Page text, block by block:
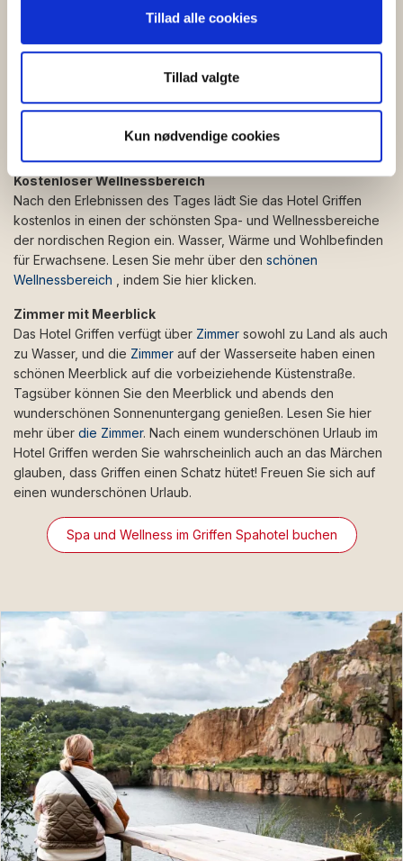
Vi bruger cookies til at tilpasse vores indhold og
at analysere vores trafik. Vi deler også oplysninger om
din brug af vores hjemmeside med vores partnere inden
analysepartnere. Vores partnere kan kombinere disse
data med andre oplysninger, du har givet dem, eller som
de har indsamlet fra din brug af deres tjenester.
Tillad alle cookies
Tillad valgte
Kun nødvendige cookies
Bornholmer "Schatzkammer" an kulinarischen Köstlichkeiten.
Nehmen Sie Platz in den weichen Stühlen. Die Aussicht vom
Bornholms gekürt. Genießen Sie das Panorama und lassen Sie
Ihren Gaumen verwöhnen. Am Horizont geht die Sonne
violette Strahlen über dem Meer.
Kostenloser Wellnessbereich
Nach den Erlebnissen des Tages lädt Sie das Hotel Griffen
kostenlos in einen der schönsten Spa- und Wellnessbereiche
der nordischen Region ein. Wasser, Wärme und Wohlbefinden
für Erwachsene. Lesen Sie mehr über den schönen
Wellnessbereich , indem Sie hier klicken.
Zimmer mit Meerblick
Das Hotel Griffen verfügt über Zimmer sowohl zu Land als auch
zu Wasser, und die Zimmer auf der Wasserseite haben einen
schönen Meerblick auf die vorbeiziehende Küstenstraße.
Tagsüber können Sie den Meerblick und abends den
wunderschönen Sonnenuntergang genießen. Lesen Sie hier
mehr über die Zimmer. Nach einem wunderschönen Urlaub im
Hotel Griffen werden Sie wahrscheinlich auch an das Märchen
glauben, dass Griffen einen Schatz hütet! Freuen Sie sich auf
einen wunderschönen Urlaub.
Spa und Wellness im Griffen Spahotel buchen